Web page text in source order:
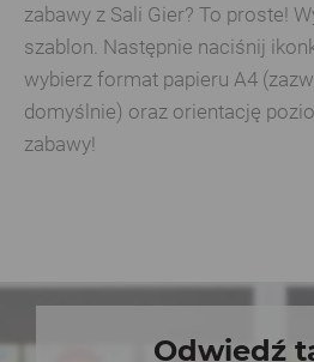
zabawy z Sali Gier? To proste!
szablon. Następnie naciśnij
wybierz format papieru A4
domyślnie) oraz orientację
zabawy!
Odwiedź